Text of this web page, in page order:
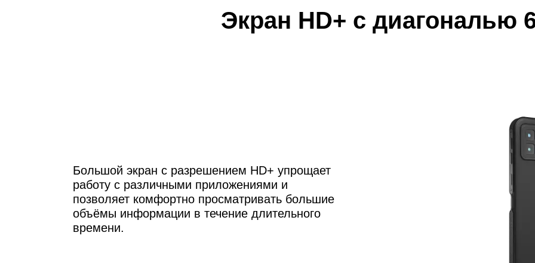
Экран HD+ с диагональю
Большой экран с разрешением HD+ упрощает
работу с различными приложениями и
позволяет комфортно просматривать большие
объёмы информации в течение длительного
времени.